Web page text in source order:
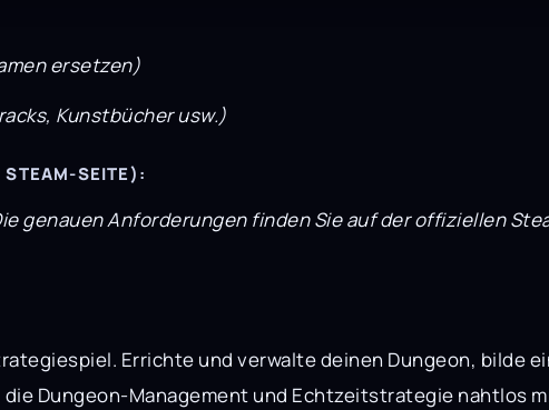
ersetzen)
Kunstbücher usw.)
STEAM-SEITE):
genauen Anforderungen finden Sie auf der offiziellen
Errichte und verwalte deinen Dungeon, bilde
Dungeon-Management und Echtzeitstrategie nahtlos